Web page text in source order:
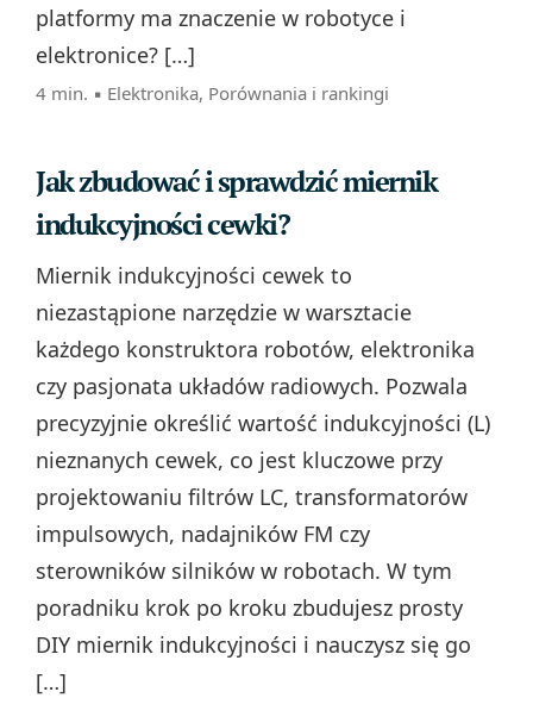
platformy ma znaczenie w robotyce i
elektronice? […]
4 min. ▪ Elektronika, Porównania i rankingi
Jak zbudować i sprawdzić miernik
indukcyjności cewki?
Miernik indukcyjności cewek to
niezastąpione narzędzie w warsztacie
każdego konstruktora robotów, elektronika
czy pasjonata układów radiowych. Pozwala
precyzyjnie określić wartość indukcyjności (L)
nieznanych cewek, co jest kluczowe przy
projektowaniu filtrów LC, transformatorów
impulsowych, nadajników FM czy
sterowników silników w robotach. W tym
poradniku krok po kroku zbudujesz prosty
DIY miernik indukcyjności i nauczysz się go
[…]